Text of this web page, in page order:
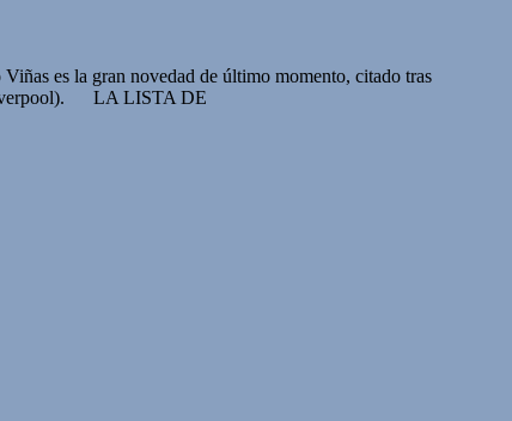
es la gran novedad de último momento, citado tras
LA LISTA DE